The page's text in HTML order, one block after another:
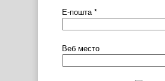
Е-пошта*
Веб место